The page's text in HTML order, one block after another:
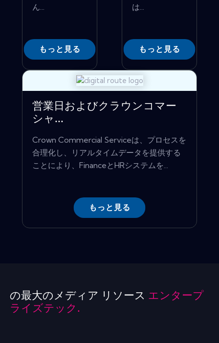
ん...
もっと見る
は...
もっと見る
営業日およびクラウンコマー
シャ...
Crown Commercial Serviceは、プロセスを
合理化し、リアルタイムデータを提供する
ことにより、FinanceとHRシステムを...
もっと見る
の最大のメディア リソース エンタープ
ライズテック.